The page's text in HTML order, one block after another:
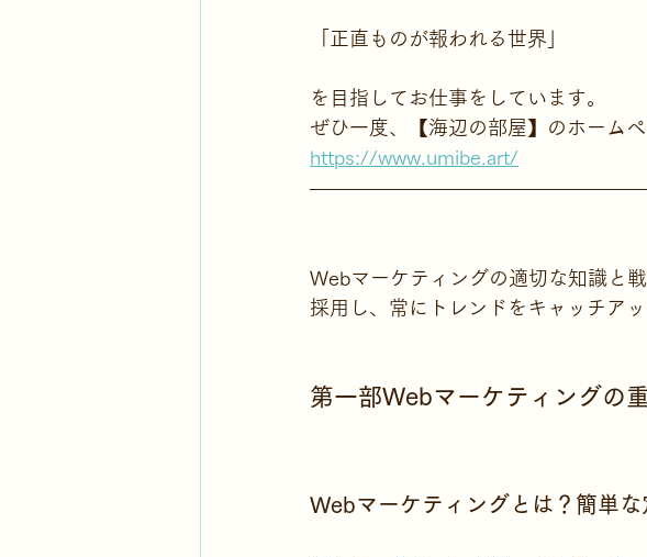
「正直ものが報われる世界」
を目指してお仕事をしています。
ぜひ一度、【海辺の部屋】のホーム
https://www.umibe.art/
Webマーケティングの適切な知識と
採用し、常にトレンドをキャッチア
第一部Webマーケティングの
Webマーケティングとは？簡単な